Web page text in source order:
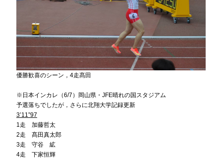
優勝歓喜のシーン，4走髙田
※日本インカレ（6/7）岡山県・JFE晴れの国スタジアム
予選落ちでしたが，さらに北翔大学記録更新
3’11”97
1走 加藤哲太
2走 髙田真太郎
3走 守谷 絋
4走 下家恒輝